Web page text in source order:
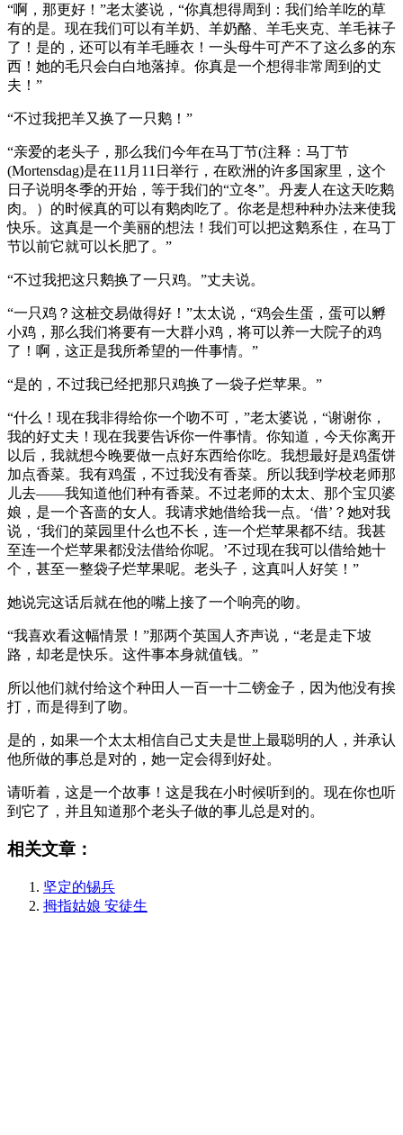
“啊，那更好！”老太婆说，“你真想得周到：我们给羊吃的草
有的是。现在我们可以有羊奶、羊奶酪、羊毛夹克、羊毛袜子
了！是的，还可以有羊毛睡衣！一头母牛可产不了这么多的东
西！她的毛只会白白地落掉。你真是一个想得非常周到的丈
夫！”
“不过我把羊又换了一只鹅！”
“亲爱的老头子，那么我们今年在马丁节(注释：马丁节
(Mortensdag)是在11月11日举行，在欧洲的许多国家里，这个
日子说明冬季的开始，等于我们的“立冬”。丹麦人在这天吃鹅
肉。）的时候真的可以有鹅肉吃了。你老是想种种办法来使我
快乐。这真是一个美丽的想法！我们可以把这鹅系住，在马丁
节以前它就可以长肥了。”
“不过我把这只鹅换了一只鸡。”丈夫说。
“一只鸡？这桩交易做得好！”太太说，“鸡会生蛋，蛋可以孵
小鸡，那么我们将要有一大群小鸡，将可以养一大院子的鸡
了！啊，这正是我所希望的一件事情。”
“是的，不过我已经把那只鸡换了一袋子烂苹果。”
“什么！现在我非得给你一个吻不可，”老太婆说，“谢谢你，
我的好丈夫！现在我要告诉你一件事情。你知道，今天你离开
以后，我就想今晚要做一点好东西给你吃。我想最好是鸡蛋饼
加点香菜。我有鸡蛋，不过我没有香菜。所以我到学校老师那
儿去——我知道他们种有香菜。不过老师的太太、那个宝贝婆
娘，是一个吝啬的女人。我请求她借给我一点。‘借’？她对我
说，‘我们的菜园里什么也不长，连一个烂苹果都不结。我甚
至连一个烂苹果都没法借给你呢。’不过现在我可以借给她十
个，甚至一整袋子烂苹果呢。老头子，这真叫人好笑！”
她说完这话后就在他的嘴上接了一个响亮的吻。
“我喜欢看这幅情景！”那两个英国人齐声说，“老是走下坡
路，却老是快乐。这件事本身就值钱。”
所以他们就付给这个种田人一百一十二镑金子，因为他没有挨
打，而是得到了吻。
是的，如果一个太太相信自己丈夫是世上最聪明的人，并承认
他所做的事总是对的，她一定会得到好处。
请听着，这是一个故事！这是我在小时候听到的。现在你也听
到它了，并且知道那个老头子做的事儿总是对的。
相关文章：
坚定的锡兵
拇指姑娘 安徒生